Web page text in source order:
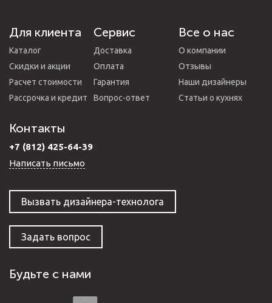
Для клиента
Каталог
Скидки и акции
Расчет стоимости
Рассрочка и кредит
Сервис
Доставка
Оплата
Гарантия
Вопрос-ответ
Все о нас
О компании
Отзывы
Наши дизайнеры
Статьи о кухнях
Контакты
+7 (812) 425-64-39
Написать письмо
Вызвать дизайнера-технолога
Задать вопрос
Будьте с нами